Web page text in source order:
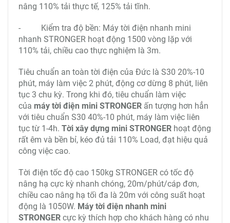
nâng 110% tải thực tế, 125% tải tĩnh.
- Kiểm tra độ bền: Máy tời điện nhanh mini
nhanh STRONGER hoạt động 1500 vòng lặp với
110% tải, chiều cao thực nghiệm là 3m.
Tiêu chuẩn an toàn tời điện của Đức là S30 20%-10
phút, máy làm việc 2 phút, động cơ dừng 8 phút, liên
tục 3 chu kỳ. Trong khi đó, tiêu chuẩn làm việc
của máy tời điện mini STRONGER ấn tượng hơn hẳn
với tiêu chuẩn S30 40%-10 phút, máy làm việc liên
tục từ 1-4h. Tời xây dựng mini STRONGER hoạt động
rất êm và bền bỉ, kéo đủ tải 110% Load, đạt hiệu quả
công việc cao.
Tời điện tốc độ cao 150kg STRONGER có tốc độ
nâng hạ cực kỳ nhanh chóng, 20m/phút/cáp đơn,
chiều cao nâng hạ tối đa là 20m với công suất hoạt
động là 1050W. Máy tời điện nhanh mini
STRONGER cực kỳ thích hợp cho khách hàng có nhu